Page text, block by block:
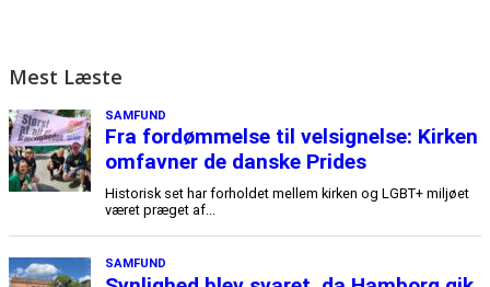
Mest Læste